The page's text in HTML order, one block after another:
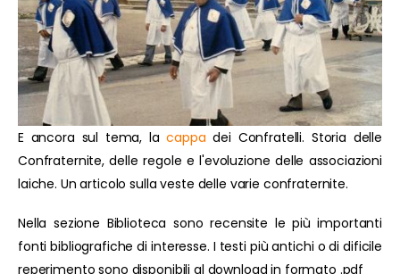
E ancora sul tema, lacappa dei Confratelli. Storia delle
Confraternite, delle regole e l'evoluzione delle associazioni
laiche. Un articolo sulla veste delle varie confraternite.
Nella sezione Biblioteca sono recensite le più importanti
fonti bibliografiche di interesse. I testi più antichi o di dificile
reperimento sono disponibili al download in formato .pdf